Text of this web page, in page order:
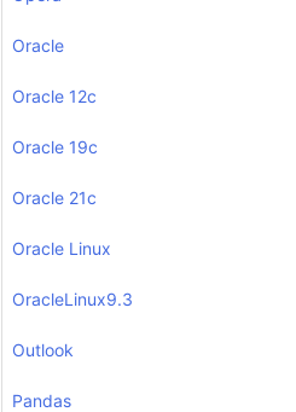
Oracle
Oracle 12c
Oracle 19c
Oracle 21c
Oracle Linux
OracleLinux9.3
Outlook
Pandas